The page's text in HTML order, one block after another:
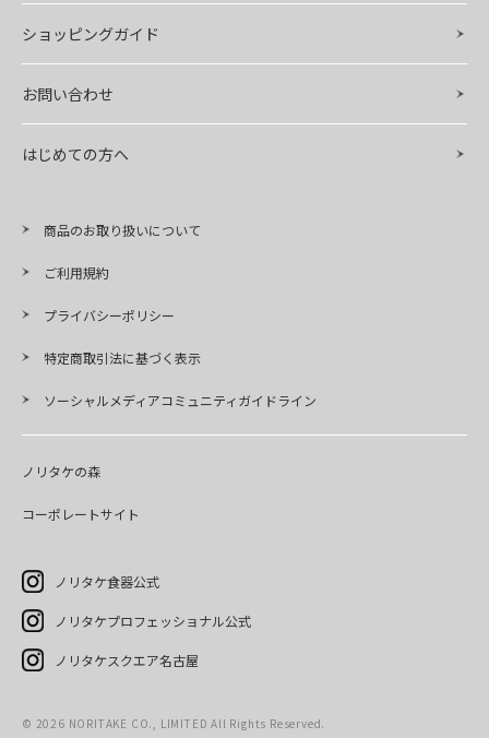
ショッピングガイド
お問い合わせ
はじめての方へ
商品のお取り扱いについて
ご利用規約
プライバシーポリシー
特定商取引法に基づく表示
ソーシャルメディアコミュニティガイドライン
ノリタケの森
コーポレートサイト
ノリタケ食器公式
ノリタケプロフェッショナル公式
ノリタケスクエア名古屋
© 2026 NORITAKE CO., LIMITED All Rights Reserved.